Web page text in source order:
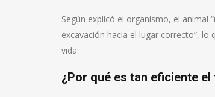
Según explicó el organismo, el animal “
excavación hacia el lugar correcto”,
vida.
¿Por qué es tan eficiente